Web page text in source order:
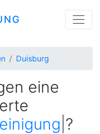
Duisburg
eine
?